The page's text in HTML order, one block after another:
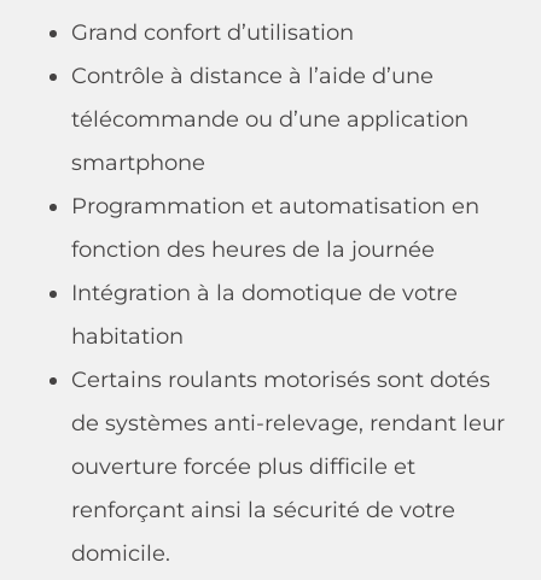
Grand confort d’utilisation
Contrôle à distance à l’aide d’une
télécommande ou d’une application
smartphone
Programmation et automatisation en
fonction des heures de la journée
Intégration à la domotique de votre
habitation
Certains roulants motorisés sont dotés
de systèmes anti-relevage, rendant leur
ouverture forcée plus difficile et
renforçant ainsi la sécurité de votre
domicile.